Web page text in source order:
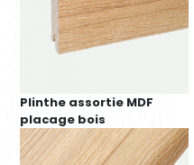
Plinthe assortie MDF
placage bois